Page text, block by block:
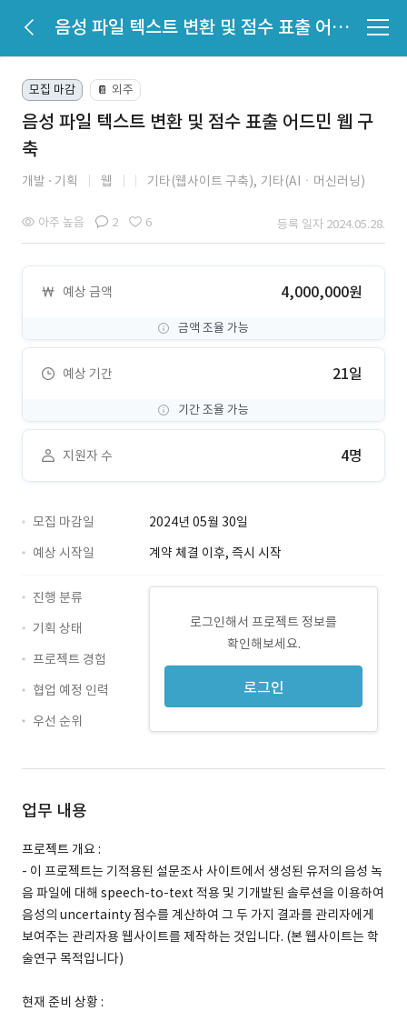
음성 파일 텍스트 변환 및 점수 표출 어드민 웹 구축
모집 마감 📔 외주
음성 파일 텍스트 변환 및 점수 표출 어드민 웹 구
축
개발 기획 웹 기타(웹사이트 구축), 기타(AIㆍ머신러닝)
아주 높음 2 6 등록 일자 2024.05.28.
예상 금액 4,000,000원
금액 조율 가능
예상 기간 21일
기간 조율 가능
지원자 수 4명
모집 마감일
2024년 05월 30일
예상 시작일
계약 체결 이후, 즉시 시작
로그인해서 프로젝트 정보를
확인해보세요.
로그인
진행 분류
기획 상태
프로젝트 경험
협업 예정 인력
우선 순위
업무 내용
프로젝트 개요 :
- 이 프로젝트는 기적용된 설문조사 사이트에서 생성된 유저의 음성 녹
음 파일에 대해 speech-to-text 적용 및 기개발된 솔루션을 이용하여
음성의 uncertainty 점수를 계산하여 그 두 가지 결과를 관리자에게
보여주는 관리자용 웹사이트를 제작하는 것입니다. (본 웹사이트는 학
술연구 목적입니다)
현재 준비 상황 :